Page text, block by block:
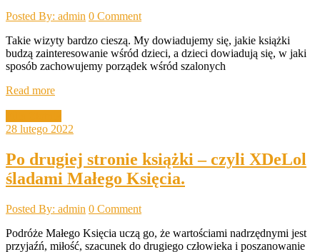
Posted By: admin 0 Comment
Takie wizyty bardzo cieszą. My dowiadujemy się, jakie książki
budzą zainteresowanie wśród dzieci, a dzieci dowiadują się, w jaki
sposób zachowujemy porządek wśród szalonych
Read more
28 lutego 2022
Po drugiej stronie książki – czyli XDeLol
śladami Małego Księcia.
Posted By: admin 0 Comment
Podróże Małego Księcia uczą go, że wartościami nadrzędnymi jest
przyjaźń, miłość, szacunek do drugiego człowieka i poszanowanie